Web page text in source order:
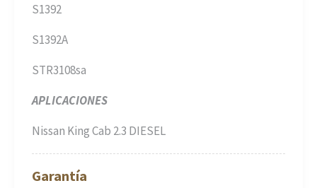
S1392
S1392A
STR3108sa
APLICACIONES
Nissan King Cab 2.3 DIESEL
Garantía